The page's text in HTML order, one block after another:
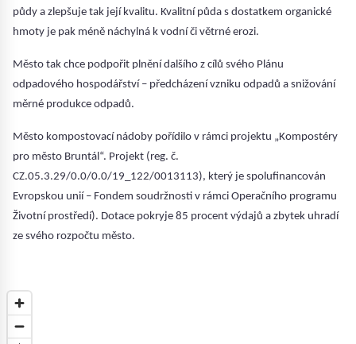
půdy a zlepšuje tak její kvalitu. Kvalitní půda s dostatkem organické
hmoty je pak méně náchylná k vodní či větrné erozi.
Město tak chce podpořit plnění dalšího z cílů svého Plánu
odpadového hospodářství – předcházení vzniku odpadů a snižování
měrné produkce odpadů.
Město kompostovací nádoby pořídilo v rámci projektu „Kompostéry
pro město Bruntál“. Projekt (reg. č.
CZ.05.3.29/0.0/0.0/19_122/0013113), který je spolufinancován
Evropskou unií – Fondem soudržnosti v rámci Operačního programu
Životní prostředí). Dotace pokryje 85 procent výdajů a zbytek uhradí
ze svého rozpočtu město.